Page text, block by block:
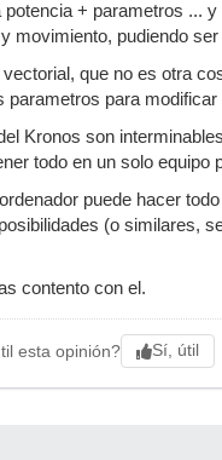
+ parametros ...
movimiento, pudiendo
que no es otra
parametros para
Kronos son
todo en un solo
puede hacer
(o similares,
contento con el.
esta opinión? Sí, útil